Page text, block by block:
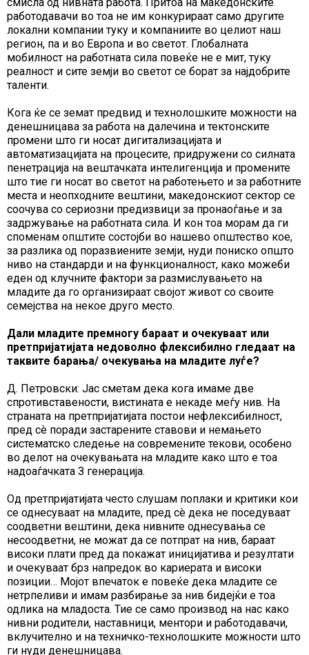
смисла од нивната работа. Притоа на македонските
работодавачи во тоа не им конкурираат само другите
локални компании туку и компаниите во целиот наш
регион, па и во Европа и во светот. Глобалната
мобилност на работната сила повеќе не е мит, туку
реалност и сите земји во светот се борат за најдобрите
таленти.
Кога ќе се земат предвид и технолошките можности на
денешницава за работа на далечина и тектонските
промени што ги носат дигитализацијата и
автоматизацијата на процесите, придружени со силната
пенетрација на вештачката интелигенција и промените
што тие ги носат во светот на работењето и за работните
места и неопходните вештини, македонскиот сектор се
соочува со сериозни предизвици за пронаоѓање и за
задржување на работната сила. И кон тоа морам да ги
споменам општите состојби во нашево општество кое,
за разлика од поразвиените земји, нуди пониско општо
ниво на стандарди и на функционалност, како можеби
еден од клучните фактори за размислувањето на
младите да го организираат својот живот со своите
семејства на некое друго место.
Дали младите премногу бараат и очекуваат или
претпријатијата недоволно флексибилно гледаат на
таквите барања/ очекувања на младите луѓе?
Д. Петровски: Јас сметам дека кога имаме две
спротивставености, вистината е некаде меѓу нив. На
страната на претпријатијата постои нефлексибилност,
пред сè поради застарените ставови и немањето
систематско следење на современите текови, особено
во делот на очекувањата на младите како што е тоа
надоаѓачката З генерација.
Од претпријатијата често слушам поплаки и критики кои
се однесуваат на младите, пред сè дека не поседуваат
соодветни вештини, дека нивните однесувања се
несоодветни, не можат да се потпрат на нив, бараат
високи плати пред да покажат иницијатива и резултати
и очекуваат брз напредок во кариерата и високи
позиции… Мојот впечаток е повеќе дека младите се
нетрпеливи и имам разбирање за нив бидејќи е тоа
одлика на младоста. Тие се само производ на нас како
нивни родители, наставници, ментори и работодавачи,
вклучително и на техничко-технолошките можности што
ги нуди денешницава.